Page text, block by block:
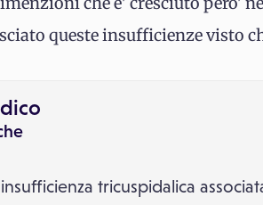
queste insufficienze visto
tricuspidalica